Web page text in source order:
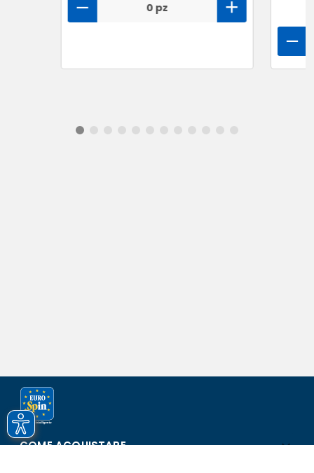
0 pz
COME ACQUISTARE